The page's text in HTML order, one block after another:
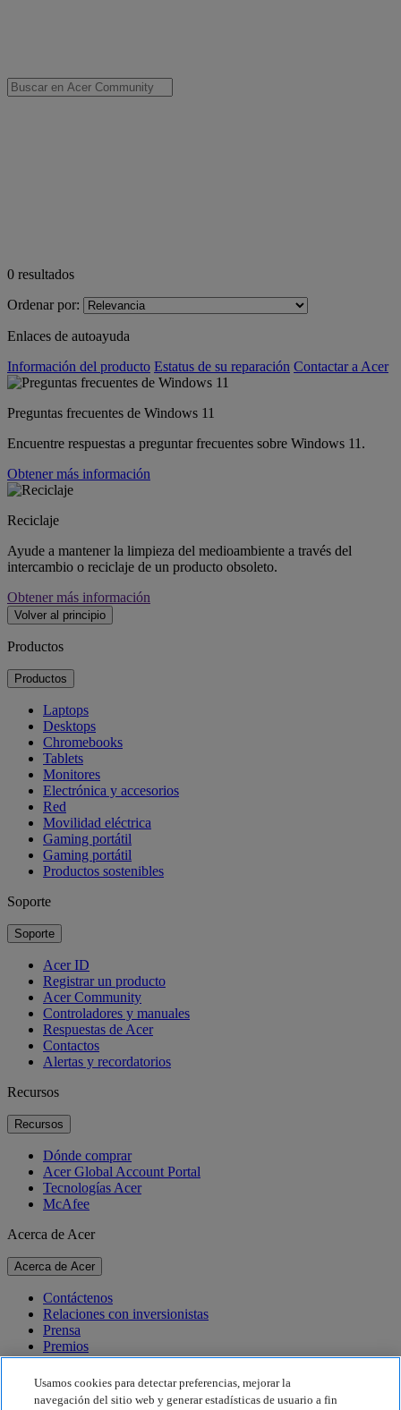
0 resultados
Ordenar por:
Enlaces de autoayuda
Información del producto Estatus de su reparación Contactar a Acer
Preguntas frecuentes de Windows 11
Encuentre respuestas a preguntar frecuentes sobre Windows 11.
Obtener más información
Reciclaje
Ayude a mantener la limpieza del medioambiente a través del
intercambio o reciclaje de un producto obsoleto.
Obtener más información
Volver al principio
Productos
Productos
Laptops
Desktops
Chromebooks
Tablets
Monitores
Electrónica y accesorios
Red
Movilidad eléctrica
Gaming portátil
Gaming portátil
Productos sostenibles
Soporte
Soporte
Acer ID
Registrar un producto
Acer Community
Controladores y manuales
Respuestas de Acer
Contactos
Alertas y recordatorios
Recursos
Recursos
Dónde comprar
Acer Global Account Portal
Tecnologías Acer
McAfee
Acerca de Acer
Acerca de Acer
Contáctenos
Relaciones con inversionistas
Prensa
Premios
Eventos
Sostenibilidad
Usamos cookies para detectar preferencias, mejorar la
navegación del sitio web y generar estadísticas de usuario a fin